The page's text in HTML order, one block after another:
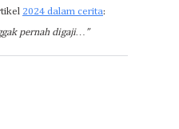
2024 dalam cerita:
pernah digaji…”